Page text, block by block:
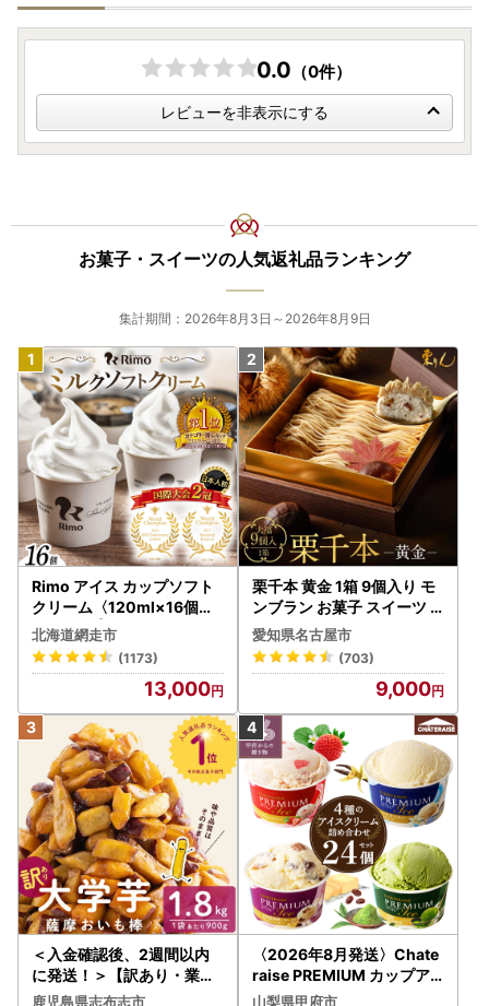
0.0 （0件）
レビューを非表示にする
お菓子・スイーツの人気返礼品ランキング
集計期間：2026年8月3日～2026年8月9日
Rimo アイス カップソフト
クリーム〈120ml×16個〉
ABA002 | アイス
北海道網走市
(1173)
13,000
栗千本 黄金 1箱 9個入り モ
ンブラン お菓子 スイーツ
デザート モンブラン 人気
愛知県名古屋市
(703)
9,000
＜入金確認後、2週間以内
に発送！＞【訳あり・業務
用】薩摩おいも棒セット 計
鹿児島県志布志市
〈2026年8月発送〉Chate
raise PREMIUM カップア
イス 詰合せ 4種 24個 アイ
山梨県甲府市